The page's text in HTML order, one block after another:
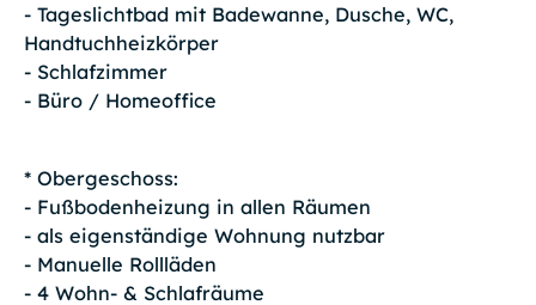
- Tageslichtbad mit Badewanne, Dusche, WC,
Handtuchheizkörper
- Schlafzimmer
- Büro / Homeoffice
* Obergeschoss:
- Fußbodenheizung in allen Räumen
- als eigenständige Wohnung nutzbar
- Manuelle Rollläden
- 4 Wohn- & Schlafräume